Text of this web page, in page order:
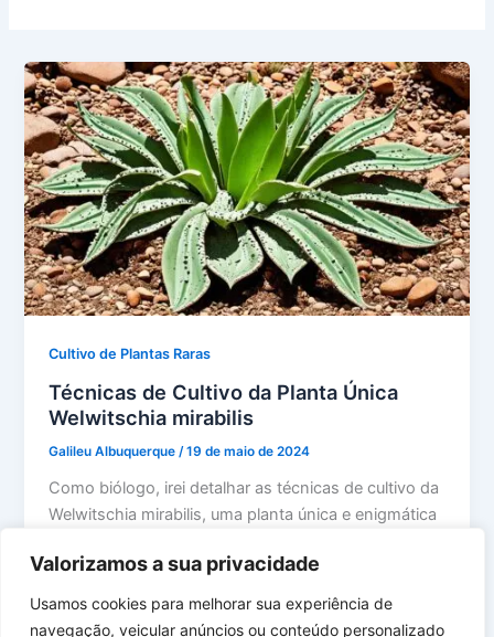
Valorizamos a sua privacidade
Usamos cookies para melhorar sua experiência de
navegação, veicular anúncios ou conteúdo personalizado
Cultivo de Plantas Raras
Técnicas de Cultivo da Planta Única
Welwitschia mirabilis
Galileu Albuquerque /19 de maio de 2024
Como biólogo, irei detalhar as técnicas de cultivo da
Welwitschia mirabilis, uma planta única e enigmática